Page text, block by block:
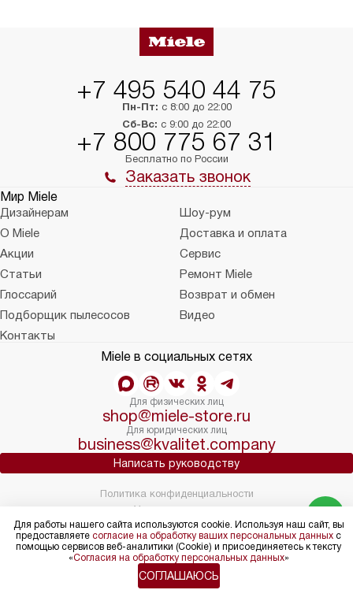
+7 495 540 44 75
Пн-Пт: с 8:00 до 22:00
Сб-Вс: с 9:00 до 22:00
+7 800 775 67 31
Бесплатно по России
Заказать звонок
Мир Miele
Дизайнерам
Шоу-рум
О Miele
Доставка и оплата
Акции
Сервис
Статьи
Ремонт Miele
Глоссарий
Возврат и обмен
Подборщик пылесосов
Видео
Контакты
Miele в социальных сетях
Для физических лиц
shop@miele-store.ru
Для юридических лиц
business@kvalitet.company
Написать руководству
© 2004 – 2026 Магазин Miele «Kvalitet Trade, LLC»
Политика конфиденциальности
Условия продажи
Карта сайта
Для работы нашего сайта используются cookie. Используя наш сайт, вы
предоставляете согласие на обработку ваших персональных данных с
помощью сервисов веб-аналитики (Cookie) и присоединяетесь к тексту
«Согласия на обработку персональных данных»
СОГЛАШАЮСЬ